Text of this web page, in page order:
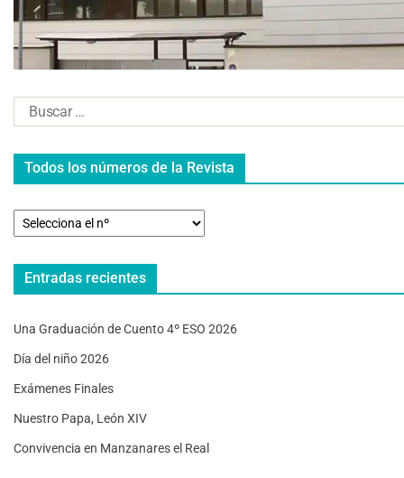
Todos los números de la Revista
Entradas recientes
Una Graduación de Cuento 4º ESO 2026
Día del niño 2026
Exámenes Finales
Nuestro Papa, León XIV
Convivencia en Manzanares el Real